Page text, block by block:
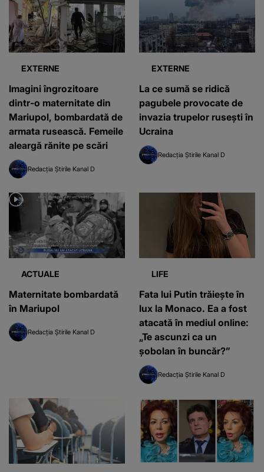
EXTERNE
Imagini îngrozitoare
dintr-o maternitate din
Mariupol, bombardată de
armata rusească. Femeile
aleargă rănite pe scări
Redacția Știrile Kanal D
EXTERNE
La ce sumă se ridică
pagubele provocate de
invazia trupelor rusești în
Ucraina
Redacția Știrile Kanal D
ACTUALE
Maternitate bombardată
în Mariupol
Redacția Știrile Kanal D
LIFE
Fata lui Putin trăiește în
lux la Monaco. Ea a fost
atacată în mediul online:
„Te ascunzi ca un
șobolan în buncăr?”
Redacția Știrile Kanal D